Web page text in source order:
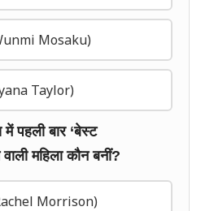
Mosaku)
Taylor)
पहली बार ‘बेस्ट
महिला कौन बनीं?
Morrison)